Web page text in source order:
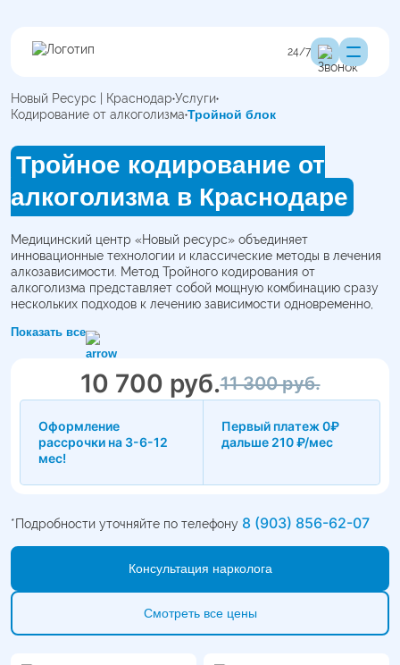
24/7
Новый Ресурс | Краснодар Услуги
Кодирование от алкоголизма Тройной блок
Тройное кодирование от
алкоголизма в Краснодаре
Медицинский центр «Новый ресурс» объединяет
инновационные технологии и классические методы в лечения
алкозависимости. Метод Тройного кодирования от
алкоголизма представляет собой мощную комбинацию сразу
нескольких подходов к лечению зависимости одновременно,
вероятность рецидива.
Кодирование в частной клинике проводится анонимно.
Показать все
11 300 руб.
10 700 руб.
Оформление
рассрочки на 3-6-12
мес!
Первый платеж 0₽
дальше 210 ₽/мес
*Подробности уточняйте по телефону 8 (903) 856-62-07
Консультация нарколога
Смотреть все цены